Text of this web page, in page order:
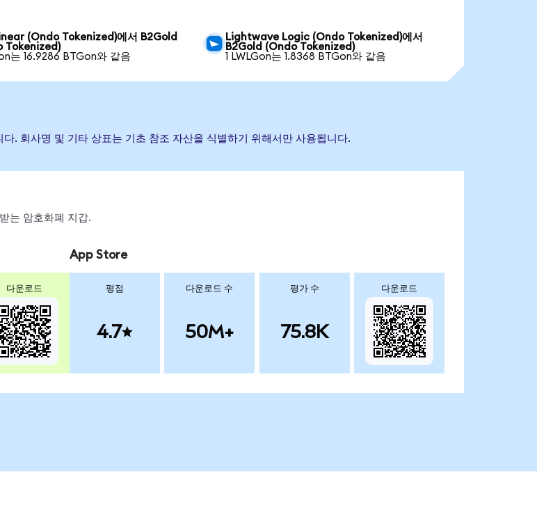
(Ondo Tokenized)에서 B2Gold
Tokenized)
는 16.9286 BTGon와 같음
Lightwave Logic (Ondo Tokenized)에서
B2Gold (Ondo Tokenized)
1 LWLGon는 1.8368 BTGon와 같음
. 회사명 및 기타 상표는 기초 참조 자산을 식별하기 위해서만 사용됩니다.
는 암호화폐 지갑.
다운로드
App Store
평점
4.7
다운로드 수
50M+
평가 수
75.8K
다운로드